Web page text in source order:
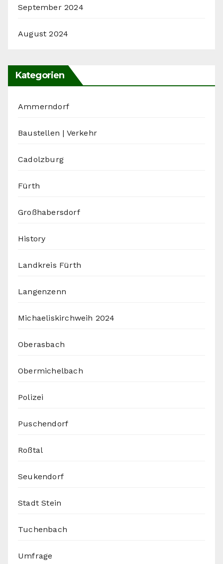
September 2024
August 2024
Kategorien
Ammerndorf
Baustellen | Verkehr
Cadolzburg
Fürth
Großhabersdorf
History
Landkreis Fürth
Langenzenn
Michaeliskirchweih 2024
Oberasbach
Obermichelbach
Polizei
Puschendorf
Roßtal
Seukendorf
Stadt Stein
Tuchenbach
Umfrage